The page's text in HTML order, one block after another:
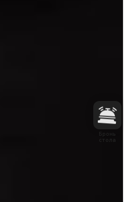
Бронь
стола